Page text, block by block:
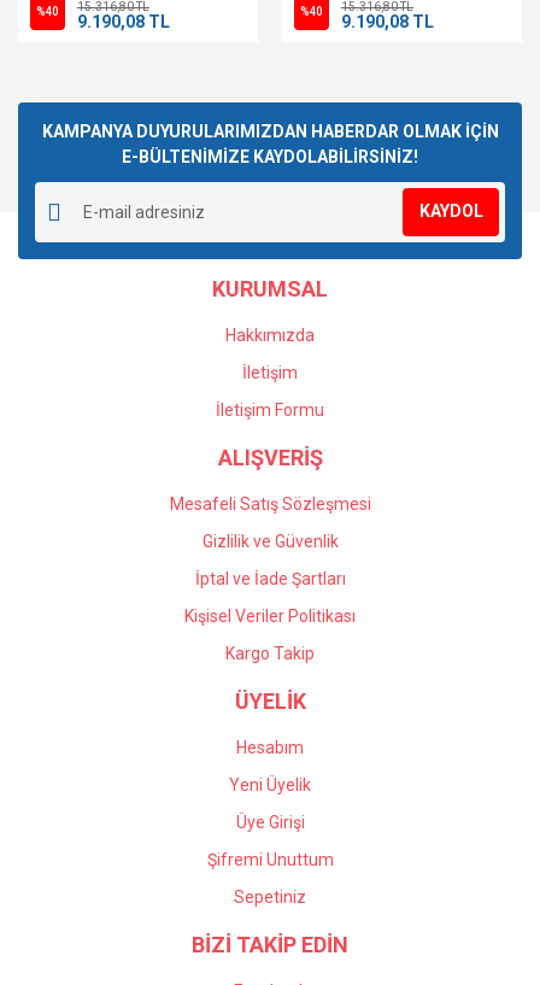
%40 15.316,80 TL
9.190,08 TL %40 15.316,80 TL
9.190,08 TL
KAMPANYA DUYURULARIMIZDAN HABERDAR OLMAK İÇİN
E-BÜLTENİMİZE KAYDOLABİLİRSİNİZ!
KAYDOL
KURUMSAL
Hakkımızda
İletişim
İletişim Formu
ALIŞVERİŞ
Mesafeli Satış Sözleşmesi
Gizlilik ve Güvenlik
İptal ve İade Şartları
Kişisel Veriler Politikası
Kargo Takip
ÜYELİK
Hesabım
Yeni Üyelik
Üye Girişi
Şifremi Unuttum
Sepetiniz
BİZİ TAKİP EDİN